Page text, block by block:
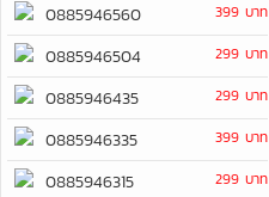
0885946560 399 บาท
0885946504 299 บาท
0885946435 299 บาท
0885946335 399 บาท
0885946315 299 บาท